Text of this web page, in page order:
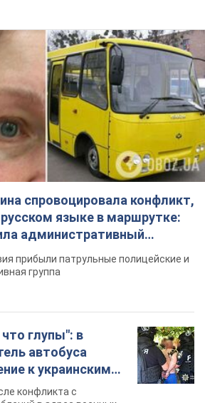
спровоцировала конфликт,
русском языке в маршрутке:
административный
прибыли патрульные полицейские и
группа
глупы": в
автобуса
к украинским
за это.
в адрес военных
в
салона красоты
после
скандал.
нее "мужская стрижка"